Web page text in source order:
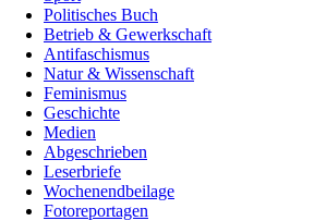
Politisches Buch
Betrieb & Gewerkschaft
Antifaschismus
Natur & Wissenschaft
Feminismus
Geschichte
Medien
Abgeschrieben
Leserbriefe
Wochenendbeilage
Fotoreportagen